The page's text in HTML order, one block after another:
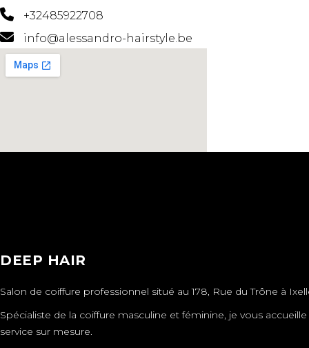
+32485922708
info@alessandro-hairstyle.be
DEEP HAIR
Salon de coiffure professionnel situé au 178, Rue du Trône à
Spécialiste de la coiffure masculine et féminine, je vous
service sur mesure.